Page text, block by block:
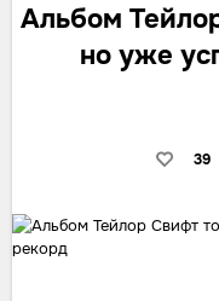
Альбом
но уже
39